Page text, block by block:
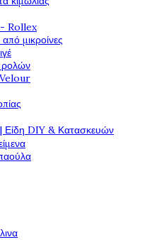
Rollex
μικροίνες
ρολών
| Είδη DIY & Κατασκευών